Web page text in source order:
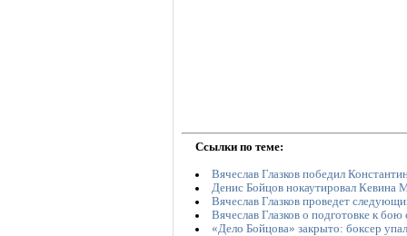
Ссылки по теме:
Вячеслав Глазков победил
Денис Бойцов нокаутировал Кевина
Вячеслав Глазков проведет
Вячеслав Глазков о подготовке к
«Дело Бойцова» закрыто: боксер